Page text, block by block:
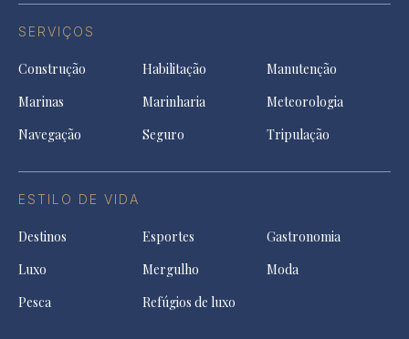
SERVIÇOS
Construção Habilitação
Manutenção
Marinas
Marinharia
Meteorologia
Navegação
Seguro Tripulação
ESTILO DE VIDA
Destinos Esportes
Gastronomia
Luxo
Mergulho
Moda
Pesca
Refúgios de luxo